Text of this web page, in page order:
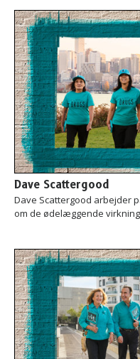
Dave Scattergood
Dave Scattergood arbejder
om de ødelæggende